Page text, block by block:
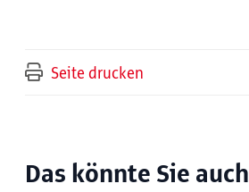
Seite drucken
Das könnte Sie auch